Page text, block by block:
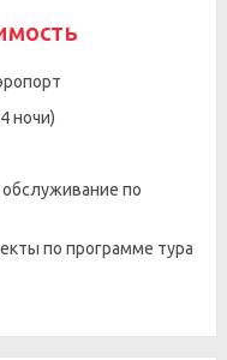
ночи)
обслуживание по
по программе тура